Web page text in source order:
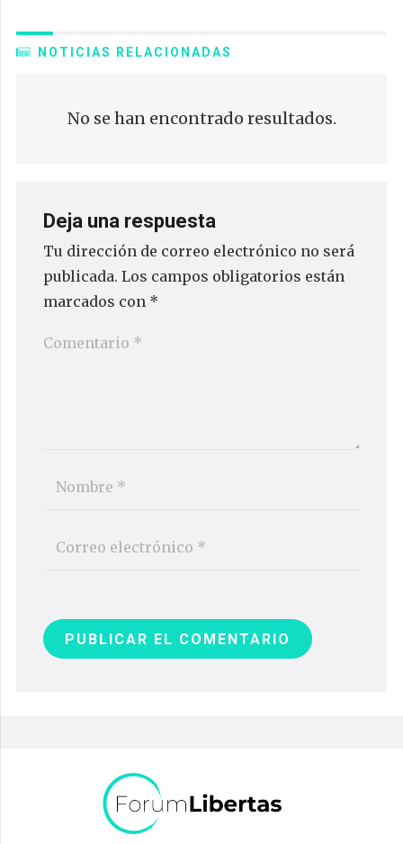
NOTICIAS RELACIONADAS
No se han encontrado resultados.
Deja una respuesta
Tu dirección de correo electrónico no será
publicada. Los campos obligatorios están
marcados con *
PUBLICAR EL COMENTARIO